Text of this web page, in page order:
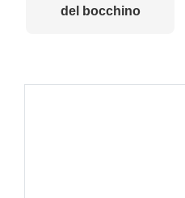
del bocchino